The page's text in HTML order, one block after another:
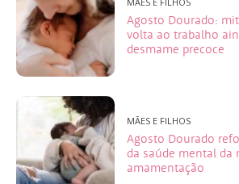
Agosto Dourado:
volta ao trabalho
desmame precoce
MÃES E FILHOS
Agosto Dourado
da saúde mental da
amamentação